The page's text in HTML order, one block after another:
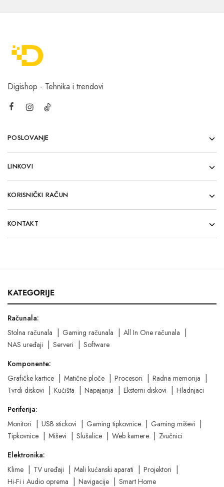
Digishop - Tehnika i trendovi
POSLOVANJE
LINKOVI
KORISNIČKI RAČUN
KONTAKT
KATEGORIJE
Računala:
Stolna računala
Gaming računala
All In One računala
NAS uređaji
Serveri
Software
Komponente:
Grafičke kartice
Matične ploče Procesori
Radna memorija
Tvrdi diskovi
Kućišta Napajanja Eksterni diskovi
Hladnjaci
Periferija:
Monitori
USB stickovi Gaming tipkovnice
Gaming miševi
Tipkovnice
Miševi Slušalice Web kamere
Zvučnici
Elektronika:
Klime
TV uređaji Mali kućanski aparati
Projektori
Hi-Fi i Audio oprema
Navigacije
Smart Home